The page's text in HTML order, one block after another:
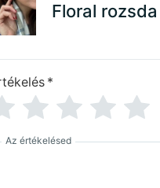
Floral
*
Az értékelésed